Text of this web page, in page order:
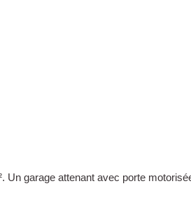
garage attenant avec porte